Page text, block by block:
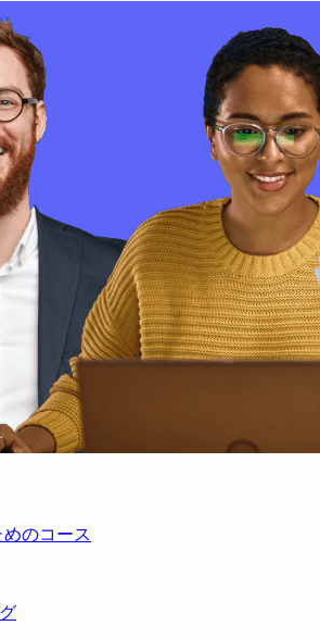
のコース